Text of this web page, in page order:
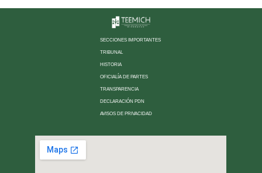
SECCIONES IMPORTANTES
TRIBUNAL
HISTORIA
OFICIALÍA DE PARTES
TRANSPARENCIA
DECLARACIÓN PDN
AVISOS DE PRIVACIDAD